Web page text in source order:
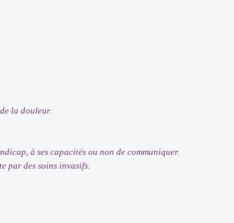
la douleur.
à ses capacités ou non de communiquer.
par des soins invasifs.